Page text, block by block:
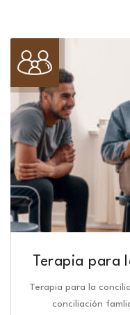
Terapia
Terapia para la
conciliación